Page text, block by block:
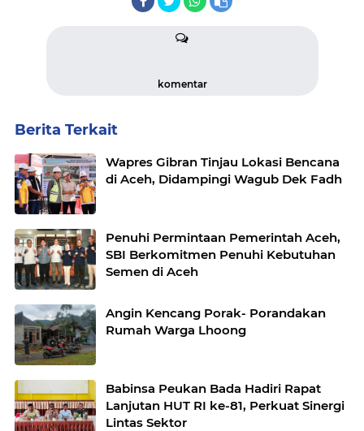
komentar
Berita Terkait
Wapres Gibran Tinjau Lokasi Bencana
di Aceh, Didampingi Wagub Dek Fadh
Penuhi Permintaan Pemerintah Aceh,
SBI Berkomitmen Penuhi Kebutuhan
Semen di Aceh
Angin Kencang Porak- Porandakan
Rumah Warga Lhoong
Babinsa Peukan Bada Hadiri Rapat
Lanjutan HUT RI ke-81, Perkuat Sinergi
Lintas Sektor